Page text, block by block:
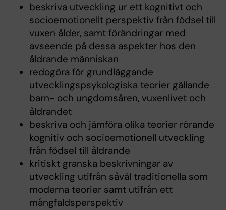
beskriva utveckling ur ett kognitivt och
socioemotionellt perspektiv från födsel till
vuxen ålder, samt förändringar med
avseende på dessa aspekter hos den
åldrande människan
redogöra för grundläggande
utvecklingspsykologiska teorier gällande
barn- och ungdomsåren, vuxenlivet och
åldrandet
beskriva och jämföra olika teorier rörande
kognitiv och socioemotionell utveckling
från födsel till åldrande
kritiskt granska beskrivningar av
utveckling utifrån såväl traditionella som
moderna teorier samt utifrån ett
mångfaldsperspektiv